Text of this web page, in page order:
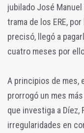
jubilado José
trama de los ERE,
precisó, llegó a
cuatro meses por
A principios de mes,
prorrogó un mes
que investiga a
irregularidades en